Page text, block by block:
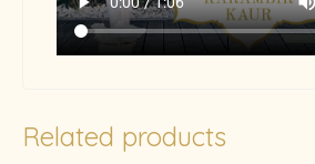
Related products